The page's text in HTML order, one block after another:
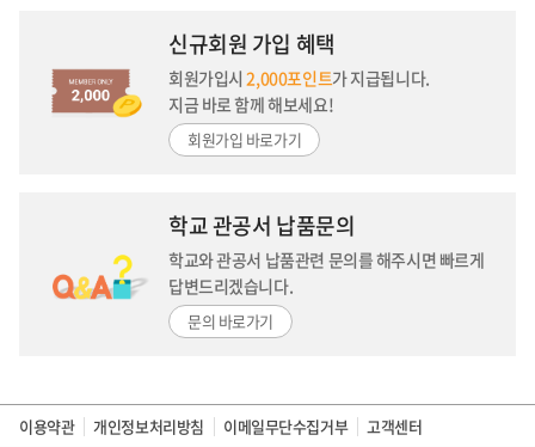
신규회원 가입 혜택
회원가입시2,000포인트가 지급됩니다.
지금 바로 함께 해보세요!
회원가입 바로가기
학교 관공서 납품문의
학교와 관공서 납품관련 문의를 해주시면 빠르게
답변드리겠습니다.
문의 바로가기
이용약관 개인정보처리방침 이메일무단수집거부 고객센터